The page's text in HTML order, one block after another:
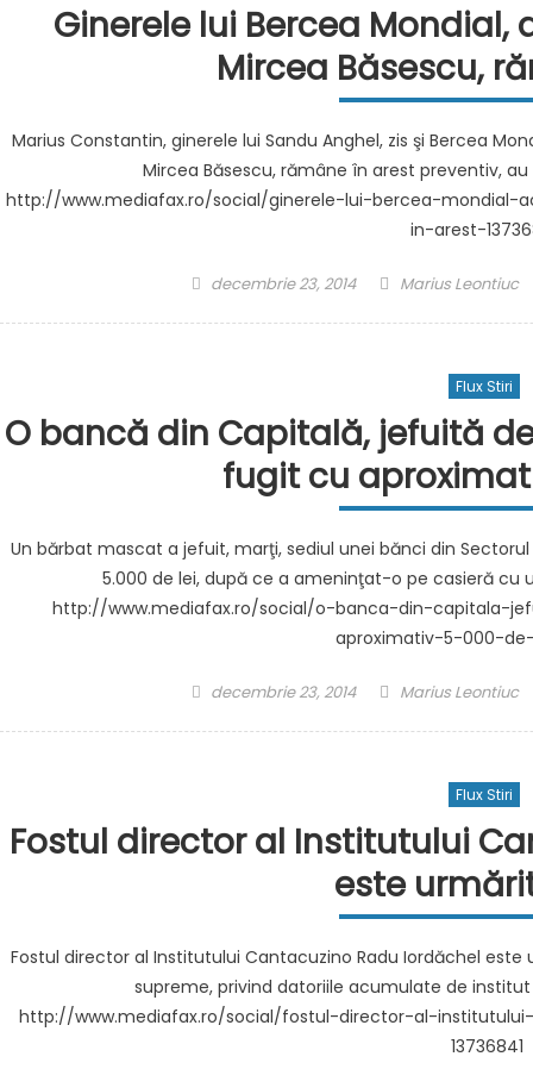
Ginerele lui Bercea
Mircea Băsescu,
Marius Constantin, ginerele lui Sandu Anghel, zis şi Bercea
Mircea Băsescu, rămâne în arest
http://www.mediafax.ro/social/ginerele-lui-bercea-
in-arest-
Posted
decembrie 23, 2014 Author
Marius Leontiuc
Flux Stiri
O bancă din Capitală, jefuită
fugit cu
Un bărbat mascat a jefuit, marţi, sediul unei bănci din
5.000 de lei, după ce a ameninţat-o pe casieră
http://www.mediafax.ro/social/o-banca-din-
aproximativ-5-000-de-
Posted
decembrie 23, 2014 Author
Marius Leontiuc
Flux Stiri
Fostul director al Institutului
este
Fostul director al Institutului Cantacuzino Radu Iordăchel
supreme, privind datoriile acumulate de
http://www.mediafax.ro/social/fostul-director-al-
13736841